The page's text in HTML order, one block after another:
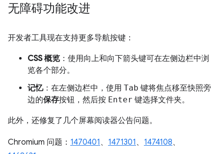
无障碍功能改进
开发者工具现在支持更多导航按键：
CSS 概览 ：使用向上和向下箭头键可在左侧边栏中浏
览各个部分。
记忆：在左侧边栏中，使用 Tab 键将焦点移至快照旁
边的保存按钮，然后按 Enter 键选择文件夹。
此外，还修复了几个屏幕阅读器公告问题。
Chromium 问题： 1470401 、 1471301 、 1474108、